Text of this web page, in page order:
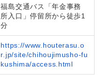
福島交通バス「年金事務
所入口」停留所から徒歩1
分
https://www.houterasu.o
r.jp/site/chihoujimusho-fu
kushima/access.html